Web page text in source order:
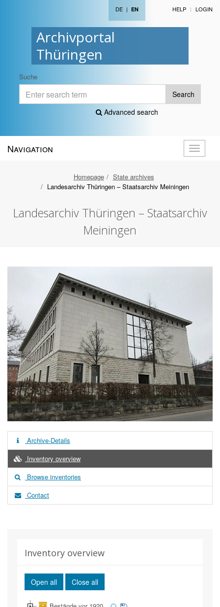
Archivportal
Thüringen
DE | EN HELP LOGIN
Suche
Search
Advanced search
Toggle
Navigation
Homepage
State archives
Landesarchiv Thüringen – Staatsarchiv Meiningen
Landesarchiv Thüringen – Staatsarchiv
Meiningen
Archive-Details
Inventory overview
Browse inventories
Contact
Inventory overview
Open all Close all